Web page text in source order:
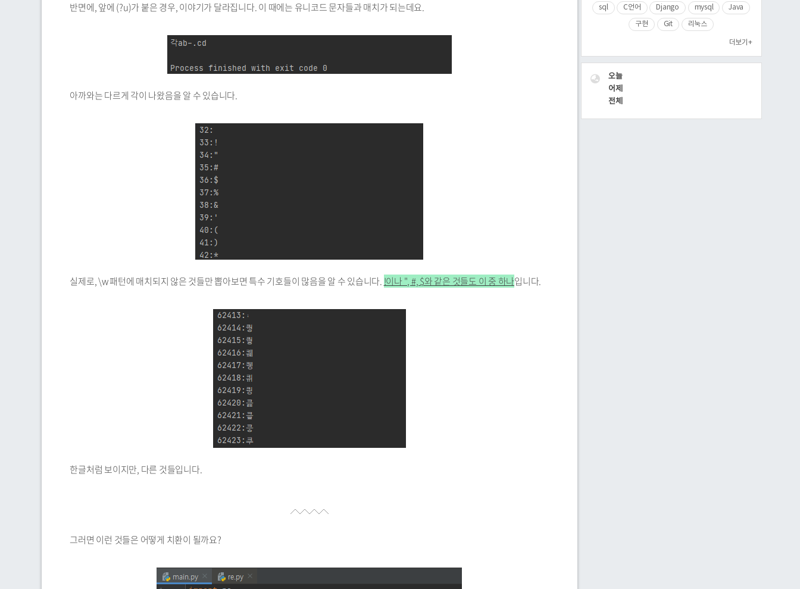
반면에, 앞에 (?u)가 붙은 경우, 이야기가 달라집니다. 이 때에는 유니코드 문자들과 매치가 되는데요.
아까와는 다르게 각이 나왔음을 알 수 있습니다.
실제로, \w 패턴에 매치되지 않은 것들만 뽑아보면 특수 기호들이 많음을 알 수 있습니다. !이나 ", #, $와 같은 것들도 이 중 하나입니다.
한글처럼 보이지만, 다른 것들입니다.
그러면 이런 것들은 어떻게 치환이 될까요?
sql C언어 Django mysql Java
구현 Git 리눅스
더보기+
VISITOR오늘
어제
전체